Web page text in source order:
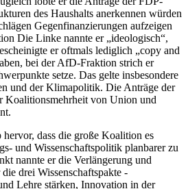
des Haushalts anerkennen würden
Gegenfinanzierungen aufzeigen
Die Linke nannte er „ideologisch“,
er oftmals lediglich „copy and
bei der AfD-Fraktion strich er
setze. Das gelte insbesondere
und der Klimapolitik. Die Anträge der
Koalitionsmehrheit von Union und
dass die große Koalition es
und Wissenschaftspolitik planbarer zu
nannte er die Verlängerung und
drei Wissenschaftspakte -
Lehre stärken, Innovation in der